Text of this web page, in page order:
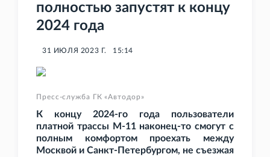
полностью запустят к концу
2024 года
31 ИЮЛЯ 2023 Г. 15:14
Пресс-служба ГК «Автодор»
К концу 2024-го года пользователи
платной трассы М-11 наконец-то смогут с
полным комфортом проехать между
Москвой и Санкт-Петербургом, не съезжая